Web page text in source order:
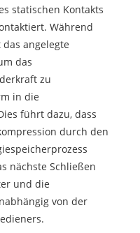
statischen Kontakts
Während
angelegte
das
zu
in die
führt dazu, dass
durch den
nächste Schließen
und die
von der